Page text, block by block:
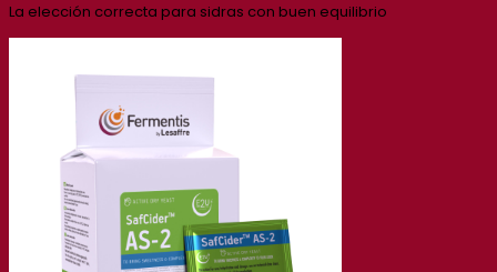
La elección correcta para sidras con buen equilibrio